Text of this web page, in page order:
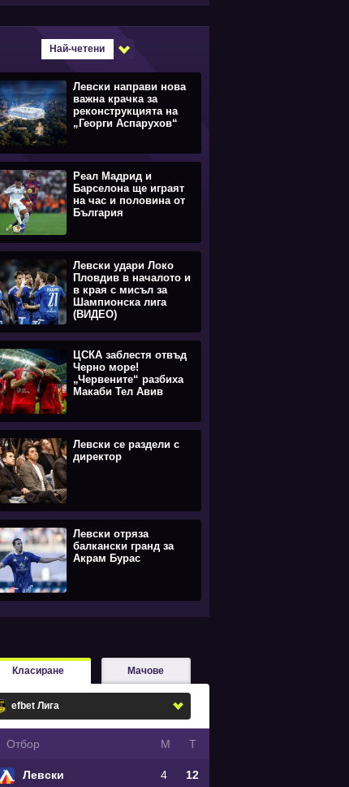
Най-четени
Левски направи нова
важна крачка за
реконструкцията на
„Георги Аспарухов“
Реал Мадрид и
Барселона ще играят
на час и половина от
България
Левски удари Локо
Пловдив в началото и
в края с мисъл за
Шампионска лига
(ВИДЕО)
ЦСКА заблестя отвъд
Черно море!
„Червените“ разбиха
Макаби Тел Авив
Левски се раздели с
директор
Левски отряза
балкански гранд за
Акрам Бурас
Класиране Мачове
Oтбор М Т
Левски 4 12